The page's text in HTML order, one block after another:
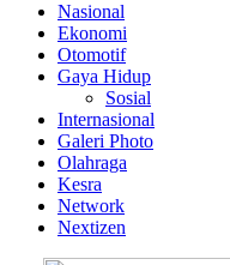
Nasional
Ekonomi
Otomotif
Gaya Hidup
Sosial
Internasional
Galeri Photo
Olahraga
Kesra
Network
Nextizen